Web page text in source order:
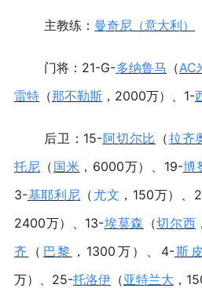
主教练： 曼奇尼（意大利）
门将： 21-G-多纳鲁马 （AC
雷特（那不勒斯，2000万）、1-
后卫：15-阿切尔比 （拉齐
托尼 （ 国米 ，6000万）、19-博
3-基耶利尼 （ 尤文 ，150万）、
2400万）、13-埃莫森 （切尔西
齐
（ 巴黎 ，1300万）、4-斯
万）、25-托洛伊（亚特兰大 ，